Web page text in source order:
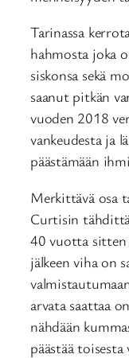
Tarinassa
hahmosta joka
siskonsa sekä
saanut pitkän
vuoden 2018
vankeudesta ja
päästämään
Merkittävä osa
Curtisin
40 vuotta sitten
jälkeen viha on
arvata saattaa
nähdään
päästää